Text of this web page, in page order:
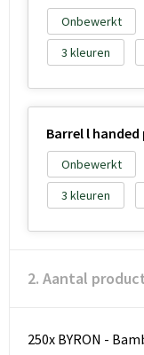
Onbewerkt
3
Barrel l handed
Onbewerkt
3
2. Aantal
250x BYRON -